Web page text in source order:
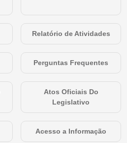
Relatório de Atividades
Perguntas Frequentes
Atos Oficiais Do
Legislativo
Acesso a Informação